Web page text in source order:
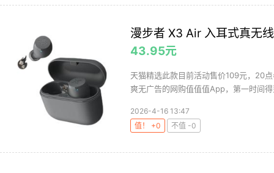
漫步者 X3 Air 入耳式真无
43.95元
天猫精选此款目前活动售价109元，20
爽无广告的网购值值值App，第一时间
2026-4-16 13:47
值！ +0
不值 -0